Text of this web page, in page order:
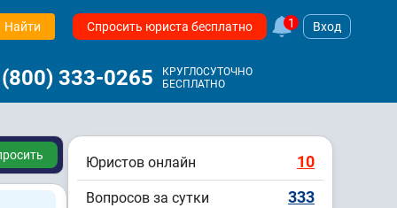
Найти Спросить юриста бесплатно 1 Вход
333-0265
КРУГЛОСУТОЧНО
БЕСПЛАТНО
Юристов онлайн 10
Вопросов за сутки 333